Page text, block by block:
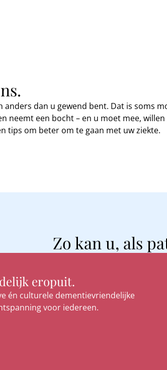
anders dan u gewend bent. Dat is soms
neemt een bocht – en u moet mee,
tips om beter om te gaan met uw ziekte.
Zo kan u, als
eropuit.
én culturele dementievriendelijke
voor iedereen.